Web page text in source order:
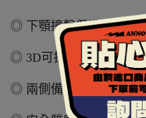
◎ 下顎撞擊保護。
◎ 3D可拆洗的吸濕排汗
◎ 兩側備有藍芽耳機槽